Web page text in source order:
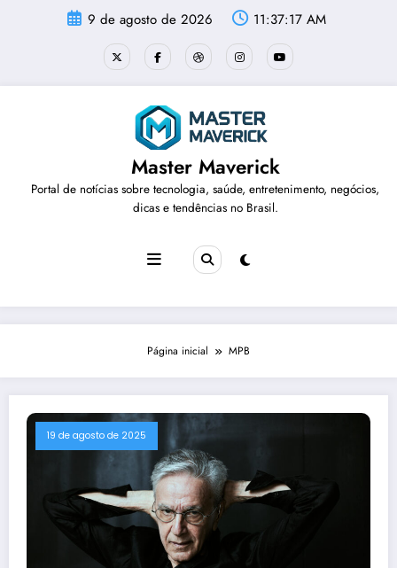
9 de agosto de 2026 11:37:17 AM
Master Maverick
Portal de notícias sobre tecnologia, saúde, entretenimento, negócios,
dicas e tendências no Brasil.
Página inicial MPB
19 de agosto de 2025